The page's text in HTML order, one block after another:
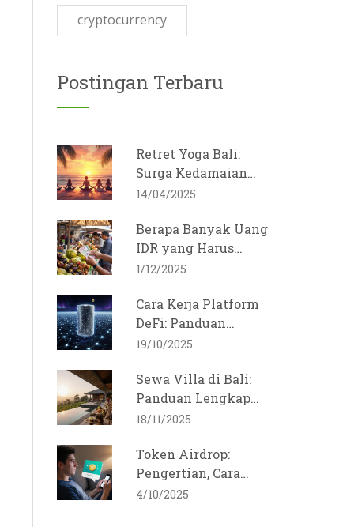
cryptocurrency
Postingan Terbaru
Retret Yoga Bali:
Surga Kedamaian
untuk Jiwa
14/04/2025
Berapa Banyak Uang
IDR yang Harus
Dibawa ke Bali?
untuk Wisatawan
1/12/2025
Cara Kerja Platform
DeFi: Panduan
Lengkap 2025
19/10/2025
Sewa Villa di Bali:
Panduan Lengkap
untuk Liburan
18/11/2025
Token Airdrop:
Pengertian, Cara
Klaim, Risiko, dan
4/10/2025